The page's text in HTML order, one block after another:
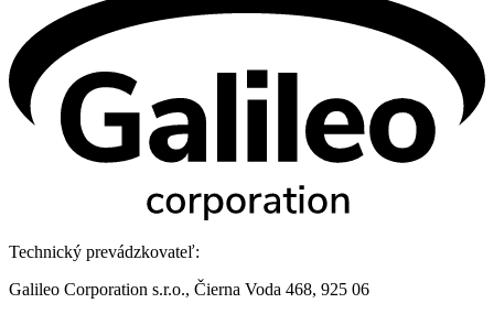
Technický prevádzkovateľ:
Galileo Corporation s.r.o., Čierna Voda 468, 925 06